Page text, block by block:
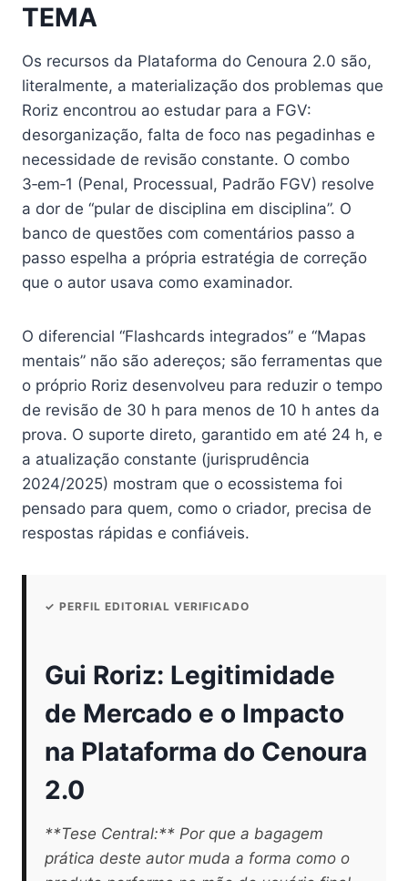
TEMA
Os recursos da Plataforma do Cenoura 2.0 são,
literalmente, a materialização dos problemas que
Roriz encontrou ao estudar para a FGV:
desorganização, falta de foco nas pegadinhas e
necessidade de revisão constante. O combo
3‑em‑1 (Penal, Processual, Padrão FGV) resolve
a dor de “pular de disciplina em disciplina”. O
banco de questões com comentários passo a
passo espelha a própria estratégia de correção
que o autor usava como examinador.
O diferencial “Flashcards integrados” e “Mapas
mentais” não são adereços; são ferramentas que
o próprio Roriz desenvolveu para reduzir o tempo
de revisão de 30 h para menos de 10 h antes da
prova. O suporte direto, garantido em até 24 h, e
a atualização constante (jurisprudência
2024/2025) mostram que o ecossistema foi
pensado para quem, como o criador, precisa de
respostas rápidas e confiáveis.
✓ PERFIL EDITORIAL VERIFICADO
Gui Roriz: Legitimidade
de Mercado e o Impacto
na Plataforma do Cenoura
2.0
**Tese Central:** Por que a bagagem
prática deste autor muda a forma como o